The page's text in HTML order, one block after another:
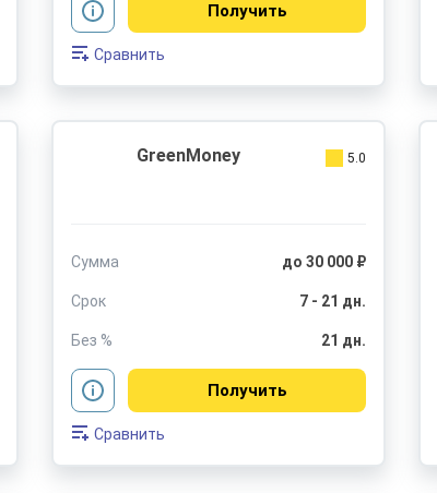
Получить
Сравнить
GreenMoney 5.0
Сумма до 30 000 ₽
Срок 7 - 21 дн.
Без % 21 дн.
Получить
Сравнить